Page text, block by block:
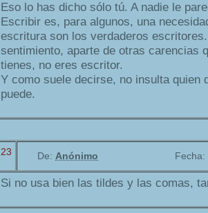
Eso lo has dicho sólo tú. A nadie le
Escribir es, para algunos, una
escritura son los verdaderos
sentimiento, aparte de otras carencias
tienes, no eres escritor.
Y como suele decirse, no insulta quien
puede.
23 De: Anónimo Fecha:
Si no usa bien las tildes y las comas,